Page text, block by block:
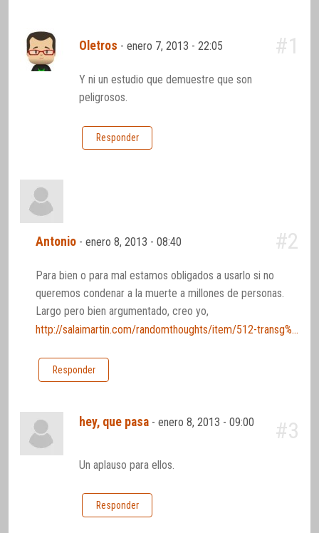
Oletros -enero 7, 2013 - 22:05 #1
Y ni un estudio que demuestre que son
peligrosos.
Responder
Antonio -enero 8, 2013 - 08:40 #2
Para bien o para mal estamos obligados a usarlo si no
queremos condenar a la muerte a millones de personas.
Largo pero bien argumentado, creo yo,
http://salaimartin.com/randomthoughts/item/512-transg%C3%A9nicos-un-peligroso-ejemplo-de-colonialismo-intelectual.html
Responder
hey, que pasa -enero 8, 2013 - 09:00 #3
Un aplauso para ellos.
Responder